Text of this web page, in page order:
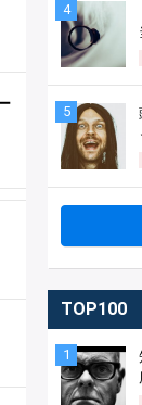
4
5
TOP100
1